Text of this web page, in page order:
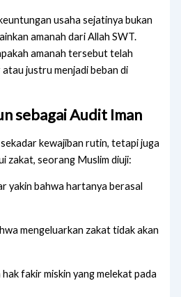
usaha sejatinya bukan
amanah dari Allah SWT.
amanah tersebut telah
justru menjadi beban di
sebagai Audit Iman
kewajiban rutin, tetapi juga
zakat, seorang Muslim diuji:
yakin bahwa hartanya berasal
mengeluarkan zakat tidak akan
fakir miskin yang melekat pada